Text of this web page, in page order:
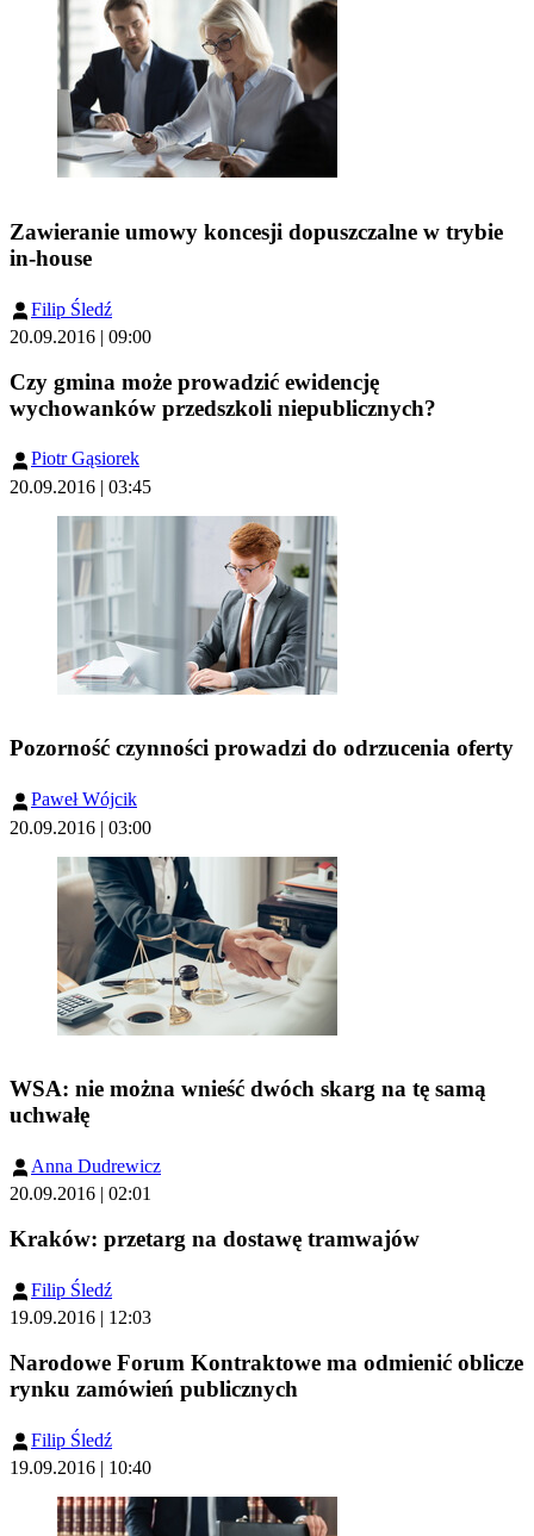
Zawieranie umowy koncesji dopuszczalne w trybie
in-house
Filip Śledź
20.09.2016 | 09:00
Czy gmina może prowadzić ewidencję
wychowanków przedszkoli niepublicznych?
Piotr Gąsiorek
20.09.2016 | 03:45
Pozorność czynności prowadzi do odrzucenia oferty
Paweł Wójcik
20.09.2016 | 03:00
WSA: nie można wnieść dwóch skarg na tę samą
uchwałę
Anna Dudrewicz
20.09.2016 | 02:01
Kraków: przetarg na dostawę tramwajów
Filip Śledź
19.09.2016 | 12:03
Narodowe Forum Kontraktowe ma odmienić oblicze
rynku zamówień publicznych
Filip Śledź
19.09.2016 | 10:40